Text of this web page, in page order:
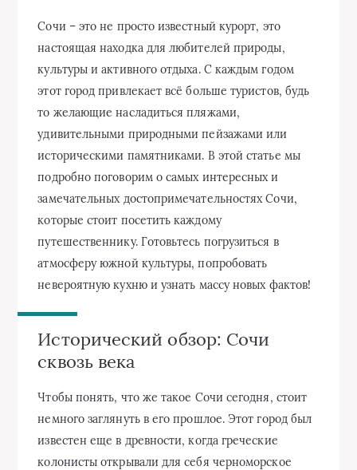
Сочи – это не просто известный курорт, это
настоящая находка для любителей природы,
культуры и активного отдыха. С каждым годом
этот город привлекает всё больше туристов, будь
то желающие насладиться пляжами,
удивительными природными пейзажами или
историческими памятниками. В этой статье мы
подробно поговорим о самых интересных и
замечательных достопримечательностях Сочи,
которые стоит посетить каждому
путешественнику. Готовьтесь погрузиться в
атмосферу южной культуры, попробовать
невероятную кухню и узнать массу новых фактов!
Исторический обзор: Сочи
сквозь века
Чтобы понять, что же такое Сочи сегодня, стоит
немного заглянуть в его прошлое. Этот город был
известен еще в древности, когда греческие
колонисты открывали для себя черноморское